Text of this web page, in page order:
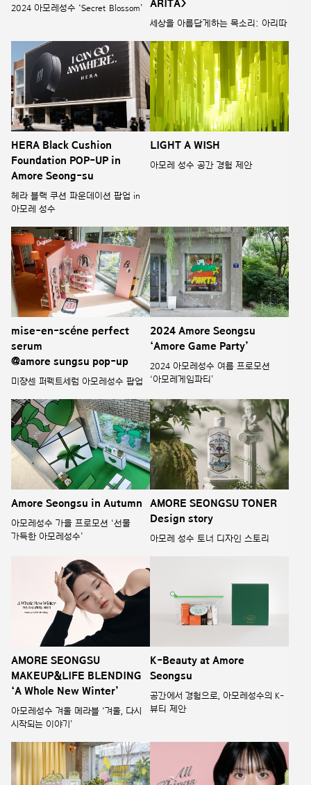
2024 아모레성수 ‘Secret Blossom’
ARITA>
세상을 아름답게하는 목소리: 아리따
HERA Black Cushion
Foundation POP-UP in
Amore Seong-su
헤라 블랙 쿠션 파운데이션 팝업 in
아모레 성수
LIGHT A WISH
아모레 성수 공간 경험 제안
mise-en-scéne perfect
serum
@amore sungsu pop-up
미쟝센 퍼펙트세럼 아모레성수 팝업
2024 Amore Seongsu
‘Amore Game Party’
2024 아모레성수 여름 프로모션
‘아모레게임파티’
Amore Seongsu in Autumn
아모레성수 가을 프로모션 ‘선물
가득한 아모레성수’
AMORE SEONGSU TONER
Design story
아모레 성수 토너 디자인 스토리
AMORE SEONGSU
MAKEUP&LIFE BLENDING
‘A Whole New Winter’
아모레성수 겨울 메라블 ‘겨울, 다시
시작되는 이야기’
K-Beauty at Amore
Seongsu
공간에서 경험으로, 아모레성수의 K-
뷰티 제안